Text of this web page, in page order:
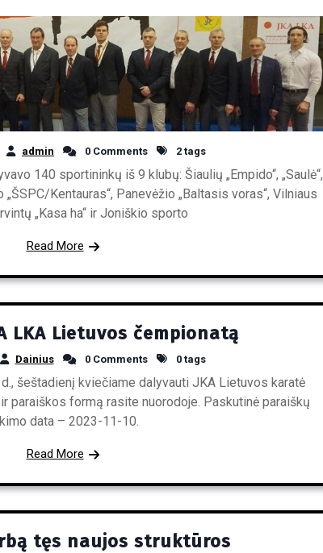
admin 0 Comments 2 tags
140 sportininkų iš 9 klubų: Šiaulių „Empido“, „Saulė“,
„ŠSPC/Kentauras“, Panevėžio „Baltasis voras“, Vilniaus
„Kasa ha“ ir Joniškio sporto
Read More
LKA Lietuvos čempionatą
Dainius 0 Comments 0 tags
šeštadienį kviečiame dalyvauti JKA Lietuvos karatė
paraiškos formą rasite nuorodoje. Paskutinė paraiškų
data – 2023-11-10.
Read More
tęs naujos struktūros